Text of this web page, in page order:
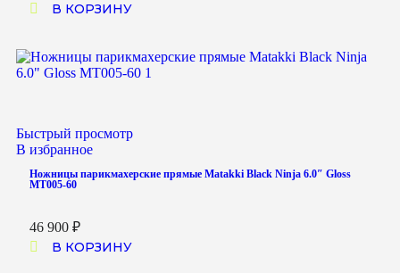
В КОРЗИНУ
Быстрый просмотр
В избранное
Ножницы парикмахерские прямые Matakki Black Ninja 6.0″ Gloss
MT005-60
46 900 ₽
В КОРЗИНУ